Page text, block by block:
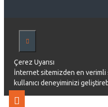
Çerez Uyarısı
İnternet sitemizden en
kullanıcı deneyiminizi